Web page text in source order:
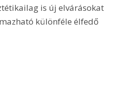
is új elvárásokat
különféle élfedő